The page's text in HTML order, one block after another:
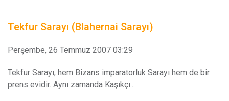
Tekfur Sarayı (Blahernai Sarayı)
Perşembe, 26 Temmuz 2007 03:29
Tekfur Sarayı, hem Bizans imparatorluk Sarayı hem de bir
prens evidir. Aynı zamanda Kaşıkçı...